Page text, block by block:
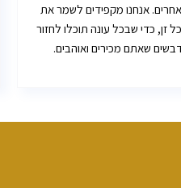
אנחנו מקפידים לשמר את
זן, כדי שבכל עונה תוכלו לחזור
שאתם מכירים ואוהבים.